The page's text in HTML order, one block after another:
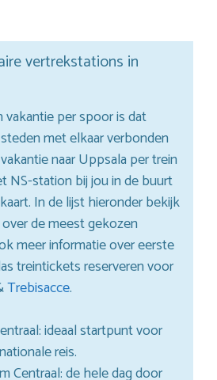
vertrekstations in
vakantie per spoor is dat
met elkaar verbonden
naar Uppsala per trein
NS-station bij jou in de buurt
In de lijst hieronder bekijk
de meest gekozen
meer informatie over eerste
treintickets reserveren voor
Trebisacce.
ideaal startpunt voor
reis.
Centraal: de hele dag door